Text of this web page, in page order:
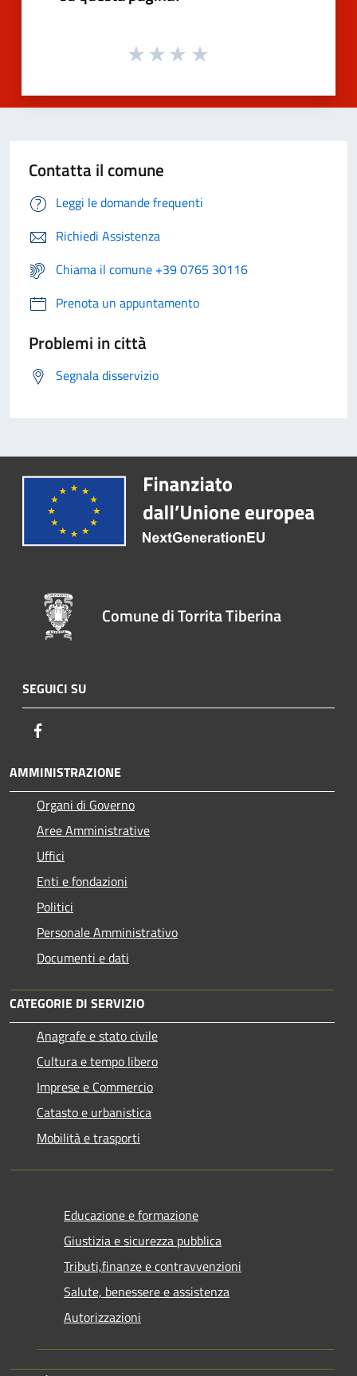
Contatta il comune
Leggi le domande frequenti
Richiedi Assistenza
Chiama il comune +39 0765 30116
Prenota un appuntamento
Problemi in città
Segnala disservizio
Comune di Torrita Tiberina
SEGUICI SU
AMMINISTRAZIONE
Organi di Governo
Aree Amministrative
Uffici
Enti e fondazioni
Politici
Personale Amministrativo
Documenti e dati
CATEGORIE DI SERVIZIO
Anagrafe e stato civile
Cultura e tempo libero
Imprese e Commercio
Catasto e urbanistica
Mobilità e trasporti
Educazione e formazione
Giustizia e sicurezza pubblica
Tributi,finanze e contravvenzioni
Salute, benessere e assistenza
Autorizzazioni